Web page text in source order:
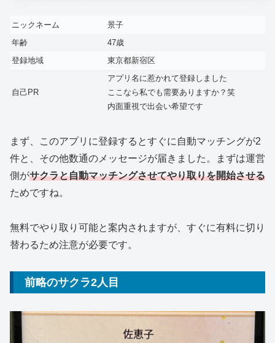
ニックネーム
景子
年齢
47歳
登録地域
東京都新宿区
自己PR
アプリ名に惹かれて登録しました
ここなら私でも需要ありますか？笑
内面重視で出会い希望です
まず、このアプリに登録するとすぐに自動マッチングが2
件と、その他数通のメッセージが届きました。まずは運営
側がサクラと自動マッチングさせてやり取りを開始させる
ためですね。
無料でやり取り可能と案内されますが、すぐに有料に切り
替わるため注意が必要です。
前略のサクラ2人目